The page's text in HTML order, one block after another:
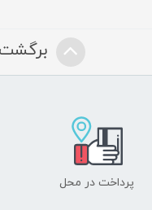
برگشت
پرداخت در محل